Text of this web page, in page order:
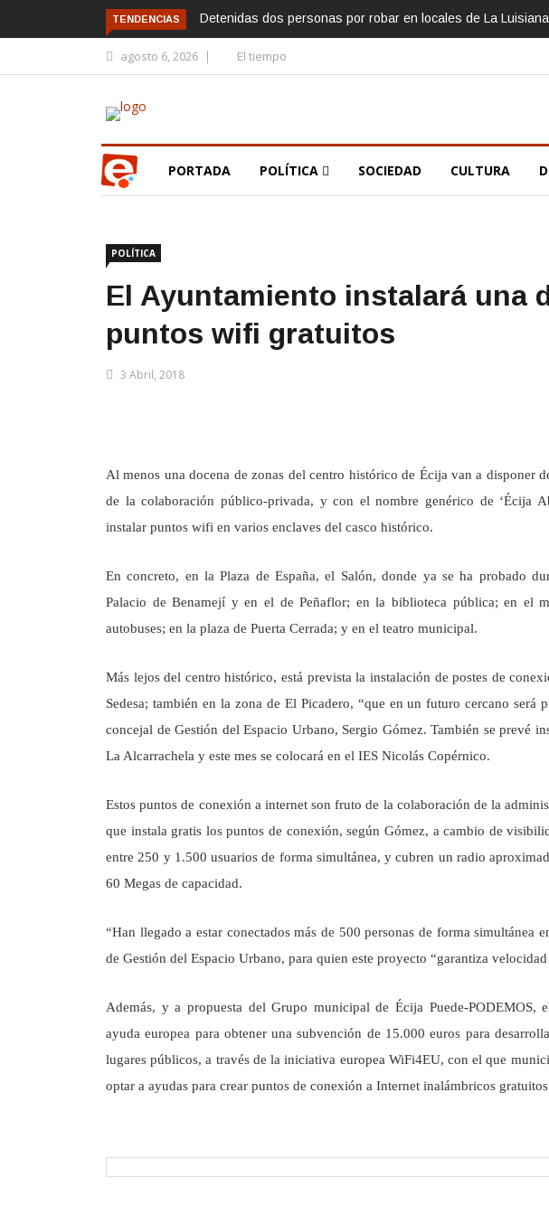
TENDENCIAS Detenidas dos personas por robar en locales de La Luisiana
agosto 6, 2026 El tiempo
PORTADA POLÍTICA SOCIEDAD CULTURA
POLÍTICA
El Ayuntamiento instalará una
puntos wifi gratuitos
3 Abril, 2018
Al menos una docena de zonas del centro histórico de Écija van a disponer
de la colaboración público-privada, y con el nombre genérico de ‘Écija
instalar puntos wifi en varios enclaves del casco histórico.
En concreto, en la Plaza de España, el Salón, donde ya se ha probado
Palacio de Benamejí y en el de Peñaflor; en la biblioteca pública; en el
autobuses; en la plaza de Puerta Cerrada; y en el teatro municipal.
Más lejos del centro histórico, está prevista la instalación de postes de
Sedesa; también en la zona de El Picadero, “que en un futuro cercano será
concejal de Gestión del Espacio Urbano, Sergio Gómez. También se prevé
La Alcarrachela y este mes se colocará en el IES Nicolás Copérnico.
Estos puntos de conexión a internet son fruto de la colaboración de la
que instala gratis los puntos de conexión, según Gómez, a cambio de
entre 250 y 1.500 usuarios de forma simultánea, y cubren un radio
60 Megas de capacidad.
“Han llegado a estar conectados más de 500 personas de forma simultánea
de Gestión del Espacio Urbano, para quien este proyecto “garantiza
Además, y a propuesta del Grupo municipal de Écija Puede-PODEMOS,
ayuda europea para obtener una subvención de 15.000 euros para
lugares públicos, a través de la iniciativa europea WiFi4EU, con el que
optar a ayudas para crear puntos de conexión a Internet inalámbricos